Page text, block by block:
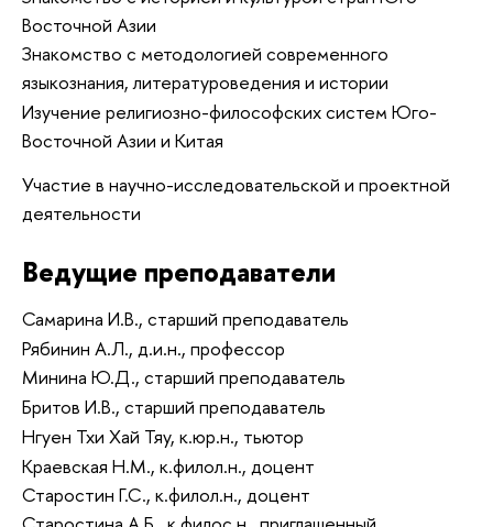
Восточной Азии
Знакомство с методологией современного
языкознания, литературоведения и истории
Изучение религиозно-философских систем Юго-
Восточной Азии и Китая
Участие в научно-исследовательской и проектной
деятельности
Ведущие преподаватели
Самарина И.В., старший преподаватель
Рябинин А.Л., д.и.н., профессор
Минина Ю.Д., старший преподаватель
Бритов И.В., старший преподаватель
Нгуен Тхи Хай Тяу, к.юр.н., тьютор
Краевская Н.М., к.филол.н., доцент
Старостин Г.С., к.филол.н., доцент